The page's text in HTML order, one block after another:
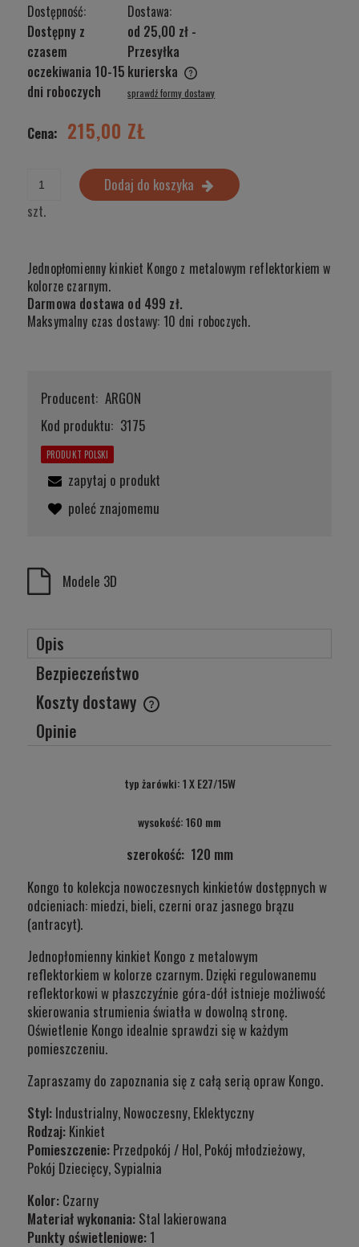
Dostępność:
Dostępny z
czasem
oczekiwania 10-15
dni roboczych
Dostawa:
od 25,00 zł -
Przesyłka
kurierska
Cena nie zawiera ewentualnych kosztów płatności
sprawdź formy dostawy
Cena: 215,00 ZŁ
szt.
Dodaj do koszyka
Jednopłomienny kinkiet Kongo z metalowym reflektorkiem w
kolorze czarnym.
Darmowa dostawa od 499 zł.
Maksymalny czas dostawy: 10 dni roboczych.
Producent: ARGON
Kod produktu: 3175
PRODUKT POLSKI
zapytaj o produkt
poleć znajomemu
Modele 3D
Opis
Bezpieczeństwo
Koszty dostawy
Cena nie zawiera ewentualnych kosztów płatności
Opinie
typ żarówki: 1 X E27/15W
wysokość: 160 mm
szerokość: 120 mm
Kongo to kolekcja nowoczesnych kinkietów dostępnych w
odcieniach: miedzi, bieli, czerni oraz jasnego brązu
(antracyt).
Jednopłomienny kinkiet Kongo z metalowym
reflektorkiem w kolorze czarnym. Dzięki regulowanemu
reflektorkowi w płaszczyźnie góra-dół istnieje możliwość
skierowania strumienia światła w dowolną stronę.
Oświetlenie Kongo idealnie sprawdzi się w każdym
pomieszczeniu.
Zapraszamy do zapoznania się z całą serią opraw Kongo.
Styl: Industrialny, Nowoczesny, Eklektyczny
Rodzaj: Kinkiet
Pomieszczenie: Przedpokój / Hol, Pokój młodzieżowy,
Pokój Dziecięcy, Sypialnia
Kolor: Czarny
Materiał wykonania: Stal lakierowana
Punkty oświetleniowe:1